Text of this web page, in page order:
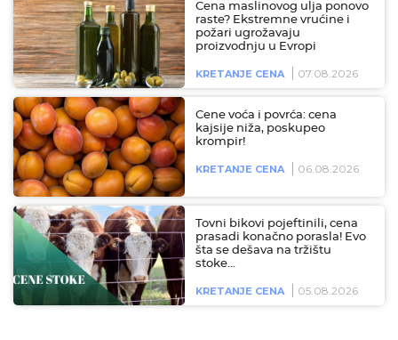
Cena maslinovog ulja ponovo
raste? Ekstremne vrućine i
požari ugrožavaju
proizvodnju u Evropi
KRETANJE CENA 07.08.2026
Cene voća i povrća: cena
kajsije niža, poskupeo
krompir!
KRETANJE CENA 06.08.2026
Tovni bikovi pojeftinili, cena
prasadi konačno porasla! Evo
šta se dešava na tržištu
stoke…
KRETANJE CENA 05.08.2026